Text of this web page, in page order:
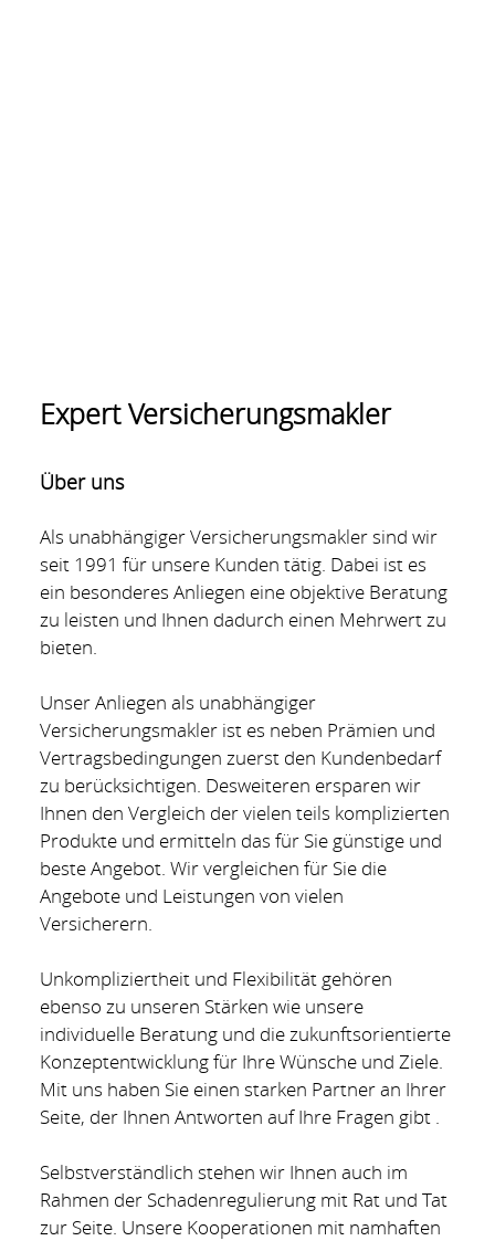
Expert Versicherungsmakler
Über uns
Als unabhängiger Versicherungsmakler sind wir
seit 1991 für unsere Kunden tätig. Dabei ist es
ein besonderes Anliegen eine objektive Beratung
zu leisten und Ihnen dadurch einen Mehrwert zu
bieten.
Unser Anliegen als unabhängiger
Versicherungsmakler ist es neben Prämien und
Vertragsbedingungen zuerst den Kundenbedarf
zu berücksichtigen. Desweiteren ersparen wir
Ihnen den Vergleich der vielen teils komplizierten
Produkte und ermitteln das für Sie günstige und
beste Angebot. Wir vergleichen für Sie die
Angebote und Leistungen von vielen
Versicherern.
Unkompliziertheit und Flexibilität gehören
ebenso zu unseren Stärken wie unsere
individuelle Beratung und die zukunftsorientierte
Konzeptentwicklung für Ihre Wünsche und Ziele.
Mit uns haben Sie einen starken Partner an Ihrer
Seite, der Ihnen Antworten auf Ihre Fragen gibt .
Selbstverständlich stehen wir Ihnen auch im
Rahmen der Schadenregulierung mit Rat und Tat
zur Seite. Unsere Kooperationen mit namhaften